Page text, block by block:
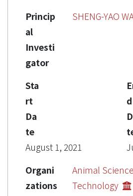
Princip
al
Investi
gator
SHENG-YAO
Sta
rt
Da
te
August 1, 2021
d
Organi
zations
Animal
Technology